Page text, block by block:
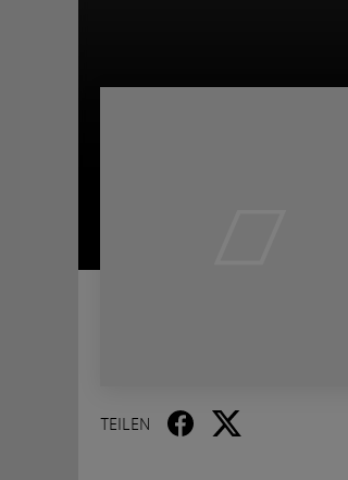
TEILEN